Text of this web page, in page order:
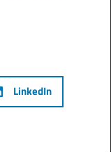
LinkedIn